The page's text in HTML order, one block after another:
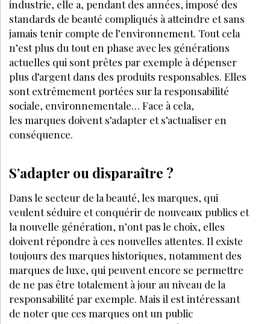
Il y a eu une prise de conscience considérabl
LA SUITE EST RÉSERVÉE
AUX ABONNÉS
Déjà abonné ?Se connecter
Accédez à tous nos articles et dossiers en
Soyez informé en avant-première des actualités
Bénéficiez de tarifs préférentiels sur nos
produits et évènements
JE M’ABONNE